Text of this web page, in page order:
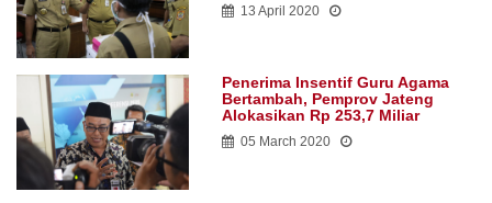
13 April 2020
Penerima Insentif Guru Agama
Bertambah, Pemprov Jateng
Alokasikan Rp 253,7 Miliar
05 March 2020